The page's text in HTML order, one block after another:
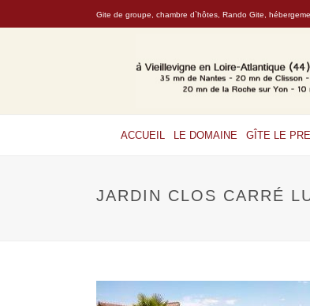
Gite de groupe, chambre d`hôtes, Rando Gite,
ACCUEIL LE DOMAINE GÎTE LE
JARDIN CLOS CARRÉ